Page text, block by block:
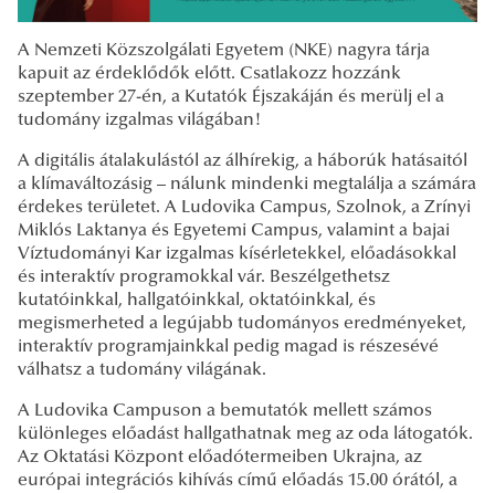
A Nemzeti Közszolgálati Egyetem (NKE) nagyra tárja
kapuit az érdeklődők előtt. Csatlakozz hozzánk
szeptember 27-én, a Kutatók Éjszakáján és merülj el a
tudomány izgalmas világában!
A digitális átalakulástól az álhírekig, a háborúk hatásaitól
a klímaváltozásig – nálunk mindenki megtalálja a számára
érdekes területet. A Ludovika Campus, Szolnok, a Zrínyi
Miklós Laktanya és Egyetemi Campus, valamint a bajai
Víztudományi Kar izgalmas kísérletekkel, előadásokkal
és interaktív programokkal vár. Beszélgethetsz
kutatóinkkal, hallgatóinkkal, oktatóinkkal, és
megismerheted a legújabb tudományos eredményeket,
interaktív programjainkkal pedig magad is részesévé
válhatsz a tudomány világának.
A Ludovika Campuson a bemutatók mellett számos
különleges előadást hallgathatnak meg az oda látogatók.
Az Oktatási Központ előadótermeiben Ukrajna, az
európai integrációs kihívás című előadás 15.00 órától, a